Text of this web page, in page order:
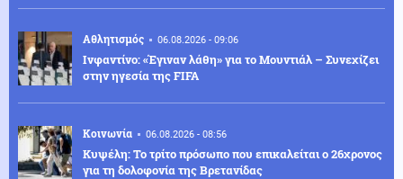
Αθλητισμός 06.08.2026 - 09:06
Ινφαντίνο: «Έγιναν λάθη» για το Μουντιάλ – Συνεχίζει
στην ηγεσία της FIFA
Κοινωνία 06.08.2026 - 08:56
Κυψέλη: Το τρίτο πρόσωπο που επικαλείται ο 26χρονος
για τη δολοφονία της Βρετανίδας